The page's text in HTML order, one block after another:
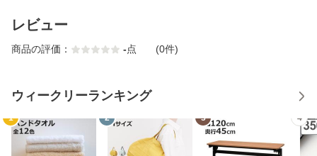
レビュー
商品の評価： -点 (0件)
ウィークリーランキング
1 2 3 4